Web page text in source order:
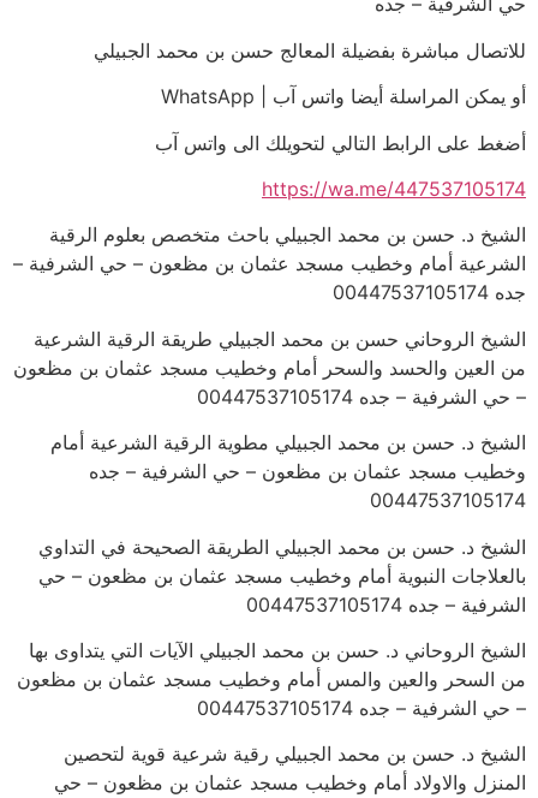
للاتصال مباشرة بفضيلة المعالج حسن بن محمد الجبيلي
أو يمكن المراسلة أيضا واتس آب | WhatsApp
أضغط على الرابط التالي لتحويلك الى واتس آب
https://wa.me/447537105174
الشيخ د. حسن بن محمد الجبيلي باحث متخصص بعلوم الرقية
الشرعية أمام وخطيب مسجد عثمان بن مظعون – حي الشرفية –
جده 00447537105174
الشيخ الروحاني حسن بن محمد الجبيلي طريقة الرقية الشرعية
من العين والحسد والسحر أمام وخطيب مسجد عثمان بن مظعون
– حي الشرفية – جده 00447537105174
الشيخ د. حسن بن محمد الجبيلي مطوية الرقية الشرعية أمام
وخطيب مسجد عثمان بن مظعون – حي الشرفية – جده
00447537105174
الشيخ د. حسن بن محمد الجبيلي الطريقة الصحيحة في التداوي
بالعلاجات النبوية أمام وخطيب مسجد عثمان بن مظعون – حي
الشرفية – جده 00447537105174
الشيخ الروحاني د. حسن بن محمد الجبيلي الآيات التي يتداوى بها
من السحر والعين والمس أمام وخطيب مسجد عثمان بن مظعون
– حي الشرفية – جده 00447537105174
الشيخ د. حسن بن محمد الجبيلي رقية شرعية قوية لتحصين
المنزل والاولاد أمام وخطيب مسجد عثمان بن مظعون – حي